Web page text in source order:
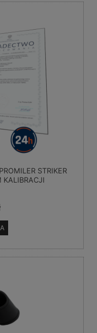
STRIKER
KALIBRACJI